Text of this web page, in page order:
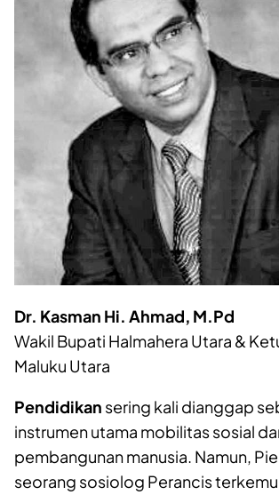
Dr. Kasman Hi. Ahmad, M.Pd
Wakil Bupati Halmahera Utara &
Maluku Utara
Pendidikan sering kali dianggap
instrumen utama mobilitas sosial
pembangunan manusia. Namun,
seorang sosiolog Perancis